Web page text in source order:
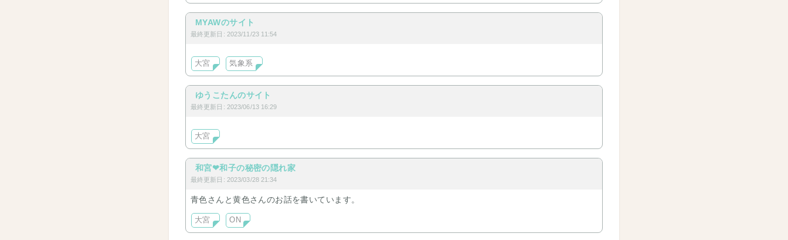
MYAWのサイト
最終更新日: 2023/11/23 11:54
大宮 気象系
ゆうこたんのサイト
最終更新日: 2023/06/13 16:29
大宮
和宮❤︎和子の秘密の隠れ家
最終更新日: 2023/03/28 21:34
青色さんと黄色さんのお話を書いています。
大宮 ON